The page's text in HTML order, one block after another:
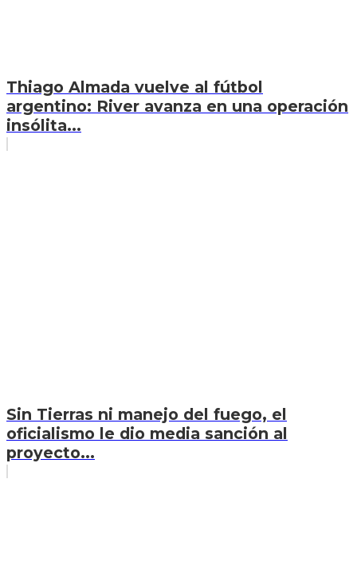
Thiago Almada vuelve al fútbol
argentino: River avanza en una operación
insólita...
Sin Tierras ni manejo del fuego, el
oficialismo le dio media sanción al
proyecto...